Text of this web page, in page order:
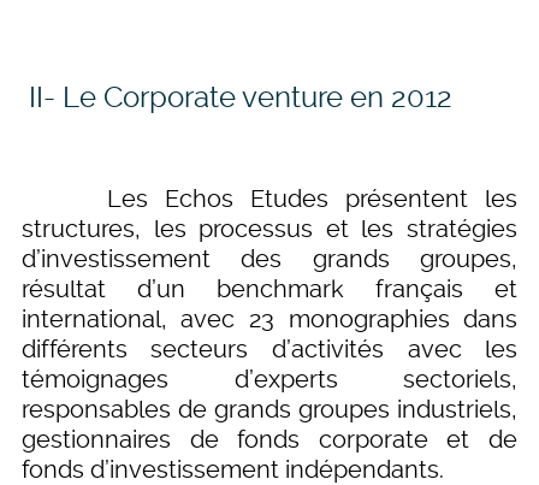
II- Le Corporate venture en 2012
Les Echos Etudes présentent les
structures, les processus et les stratégies
d’investissement des grands groupes,
résultat d’un benchmark français et
international, avec 23 monographies dans
différents secteurs d’activités avec les
témoignages d’experts sectoriels,
responsables de grands groupes industriels,
gestionnaires de fonds corporate et de
fonds d’investissement indépendants.